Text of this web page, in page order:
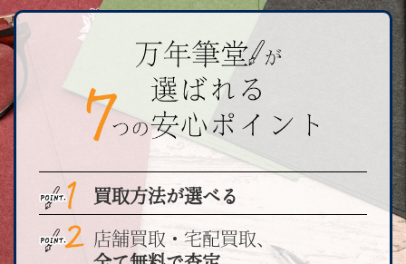
買取方法が選べる
店舗買取・宅配買取、